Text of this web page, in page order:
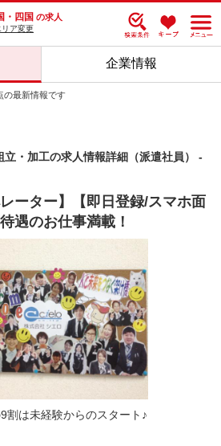
・四国 の求人
ア変更
企業情報
の最新情報です
・加工の求人情報詳細（派遣社員） -
ーター】【即日登録/スマホ面
遇のお仕事満載！
割は未経験からのスタート♪